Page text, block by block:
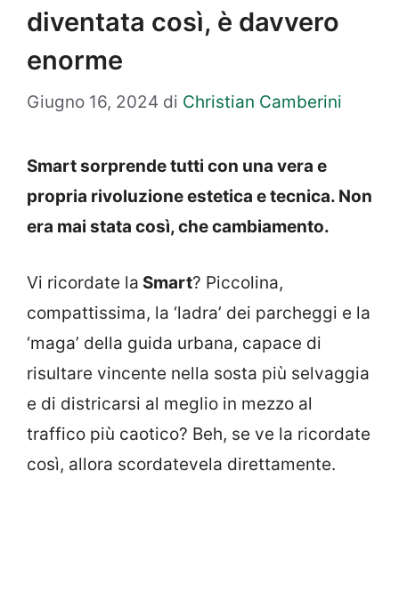
diventata così, è davvero
enorme
Giugno 16, 2024 di Christian Camberini
Smart sorprende tutti con una vera e
propria rivoluzione estetica e tecnica. Non
era mai stata così, che cambiamento.
Vi ricordate la Smart? Piccolina,
compattissima, la ‘ladra’ dei parcheggi e la
‘maga’ della guida urbana, capace di
risultare vincente nella sosta più selvaggia
e di districarsi al meglio in mezzo al
traffico più caotico? Beh, se ve la ricordate
così, allora scordatevela direttamente.